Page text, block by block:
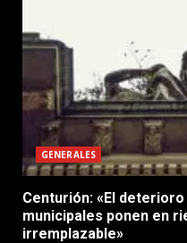
GENERALES
Centurión: «El
municipales ponen en
irremplazable»